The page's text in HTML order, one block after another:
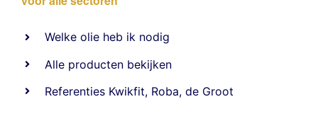
Welke olie heb ik nodig
Alle producten bekijken
Referenties Kwikfit, Roba,de Groot